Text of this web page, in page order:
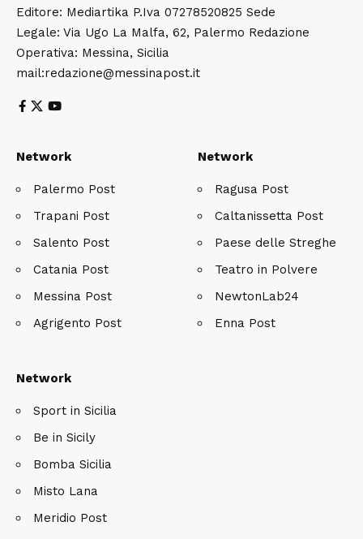
Editore: Mediartika P.Iva 07278520825 Sede
Legale: Via Ugo La Malfa, 62, Palermo Redazione
Operativa: Messina, Sicilia
mail:redazione@messinapost.it
Network
Palermo Post
Trapani Post
Salento Post
Catania Post
Messina Post
Agrigento Post
Network
Ragusa Post
Caltanissetta Post
Paese delle Streghe
Teatro in Polvere
NewtonLab24
Enna Post
Network
Sport in Sicilia
Be in Sicily
Bomba Sicilia
Misto Lana
Meridio Post